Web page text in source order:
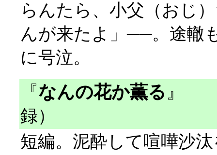
らんたら、小父（おじ
んが来たよ」──。途轍
に号泣。
『なんの花か薫る 』
録）
短編。泥酔して喧嘩沙